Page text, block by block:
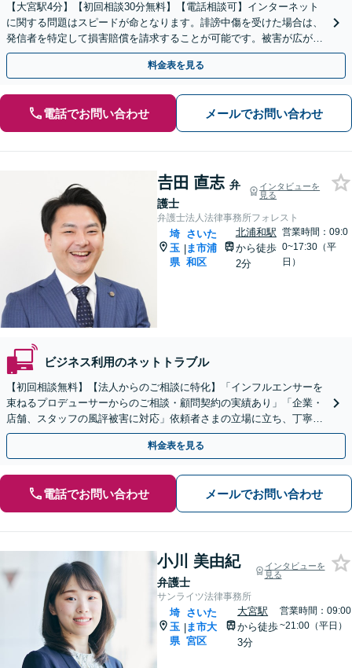
【大宮駅4分】【初回相談30分無料】【電話相談可】インターネット
に関する問題はスピードが命となります。誹謗中傷を受けた場合は、
発信者を特定して損害賠償を請求することが可能です。被害が広がる
前にご相談ください。【土曜・夜間対応】
料金表を見る
電話でお問い合わせ メールでお問い合わせ
𠮷田 直志 弁
護士
インタビューを
見る
弁護士法人法律事務所フォレスト
埼
玉
県
|
さいた
ま市浦
和区
北浦和駅
から徒歩
2分
営業時間：09:0
0~17:30（平
日）
ビジネス利用のネットトラブル
【初回相談無料】【法人からのご相談に特化】「インフルエンサーを
束ねるプロデューサーからのご相談・顧問契約の実績あり」「企業・
店舗、スタッフの風評被害に対応」依頼者さまの立場に立ち、丁寧な
説明と迅速な対応で不安を解消【夜間相談可】
料金表を見る
電話でお問い合わせ メールでお問い合わせ
小川 美由紀
弁護士
インタビューを
見る
サンライツ法律事務所
埼
玉
県
|
さいた
ま市大
宮区
大宮駅
から徒歩
3分
営業時間：09:00
~21:00（平日）